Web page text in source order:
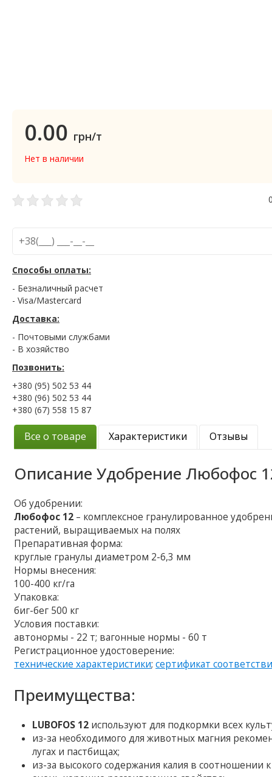
0.00 грн/т
Нет в наличии
Способы оплаты:
- Безналичный расчет
- Visa/Mastercard
Доставка:
- Почтовыми службами
- В хозяйство
Позвонить:
+380 (95) 502 53 44
+380 (96) 502 53 44
+380 (67) 558 15 87
Все о товаре Характеристики Отзывы
ОписаниеУдобрение Любофос
Об удобрении:
Любофос 12 – комплексное гранулированное
растений, выращиваемых на полях
Препаративная форма:
круглые гранулы диаметром 2-6,3 мм
Нормы внесения:
100-400 кг/га
Упаковка:
биг-бег 500 кг
Условия поставки:
автонормы - 22 т; вагонные нормы - 60 т
Регистрационное удостоверение:
технические характеристики;сертификат
Преимущества:
LUBOFOS 12 используют для подкормки всех
из-за необходимого для животных магния
лугах и пастбищах;
из-за высокого содержания калия в